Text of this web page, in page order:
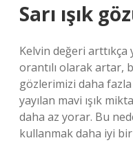
Sarı ışık
Kelvin değeri arttıkça
orantılı olarak artar,
gözlerimizi daha
yayılan mavi ışık
daha az yorar. Bu
kullanmak daha iyi